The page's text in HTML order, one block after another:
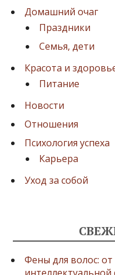
Домашний очаг
Праздники
Семья, дети
Красота и
Питание
Новости
Отношения
Психология успеха
Карьера
Уход за собой
Фены для волос: